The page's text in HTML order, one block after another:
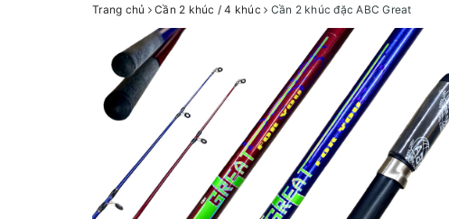
Trang chủ Cần 2 khúc / 4 khúc Cần 2 khúc đặc ABC Great